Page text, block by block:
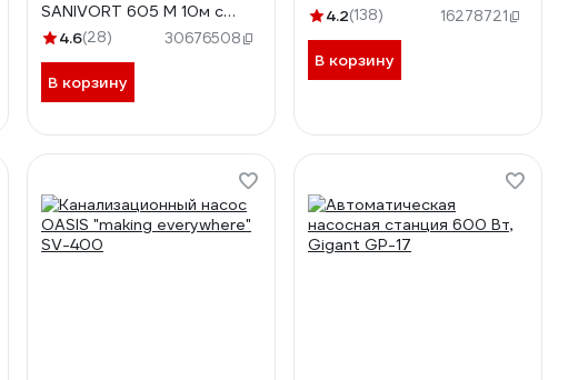
SANIVORT 605 M 10м с
ножом 55972
4.6(28) 30676508
В корзину
4.2(138) 16278721
В корзину